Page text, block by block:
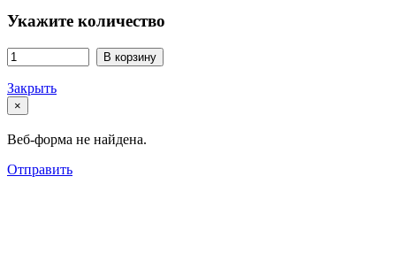
Укажите количество
В корзину
Закрыть
×
Веб-форма не найдена.
Отправить